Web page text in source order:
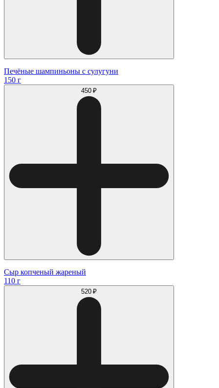
Печёные шампиньоны с сулугуни
150 г
450 ₽
Сыр копченый жареный
110 г
520 ₽